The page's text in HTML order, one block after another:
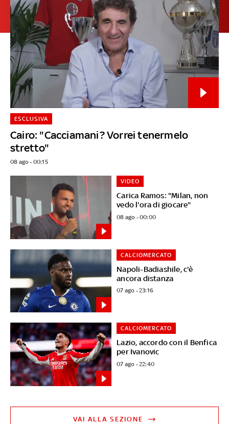
Cairo: "Cacciamani? Vorrei tenermelo
stretto"
ESCLUSIVA
08 ago - 00:15
Carica Ramos: "Milan, non
vedo l'ora di giocare"
VIDEO
08 ago - 00:00
Napoli-Badiashile, c'è
ancora distanza
CALCIOMERCATO
07 ago - 23:16
Lazio, accordo con il Benfica
per Ivanovic
CALCIOMERCATO
07 ago - 22:40
VAI ALLA SEZIONE